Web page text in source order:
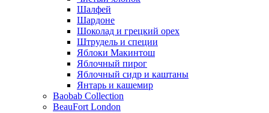
Шалфей
Шардоне
Шоколад и грецкий орех
Штрудель и специи
Яблоки Макинтош
Яблочный пирог
Яблочный сидр и каштаны
Янтарь и кашемир
Baobab Collection
BeauFort London